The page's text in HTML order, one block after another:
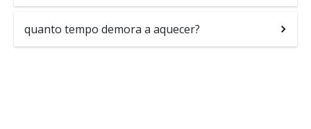
quanto tempo demora a aquecer?